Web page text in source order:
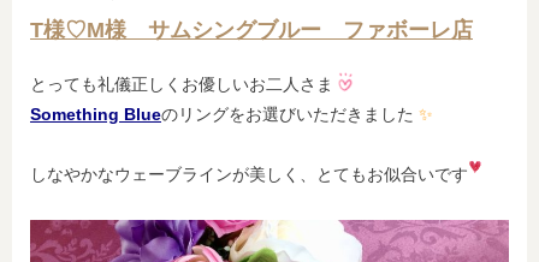
T様♡M様 サムシングブルー ファボーレ店
とっても礼儀正しくお優しいお二人さま
Something Blueのリングをお選びいただきました ✨
しなやかなウェーブラインが美しく、とてもお似合いです